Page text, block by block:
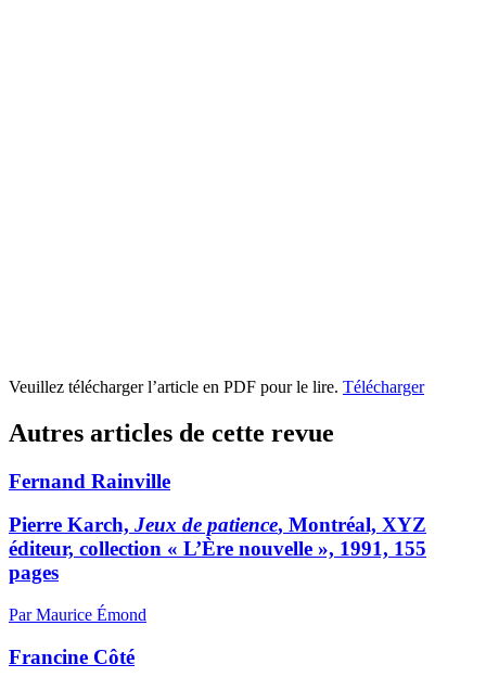
Veuillez télécharger l’article en PDF pour le lire. Télécharger
Autres articles de cette revue
Fernand Rainville
Pierre Karch, Jeux de patience, Montréal, XYZ
éditeur, collection « L’Ère nouvelle », 1991, 155
pages
Par Maurice Émond
Francine Côté